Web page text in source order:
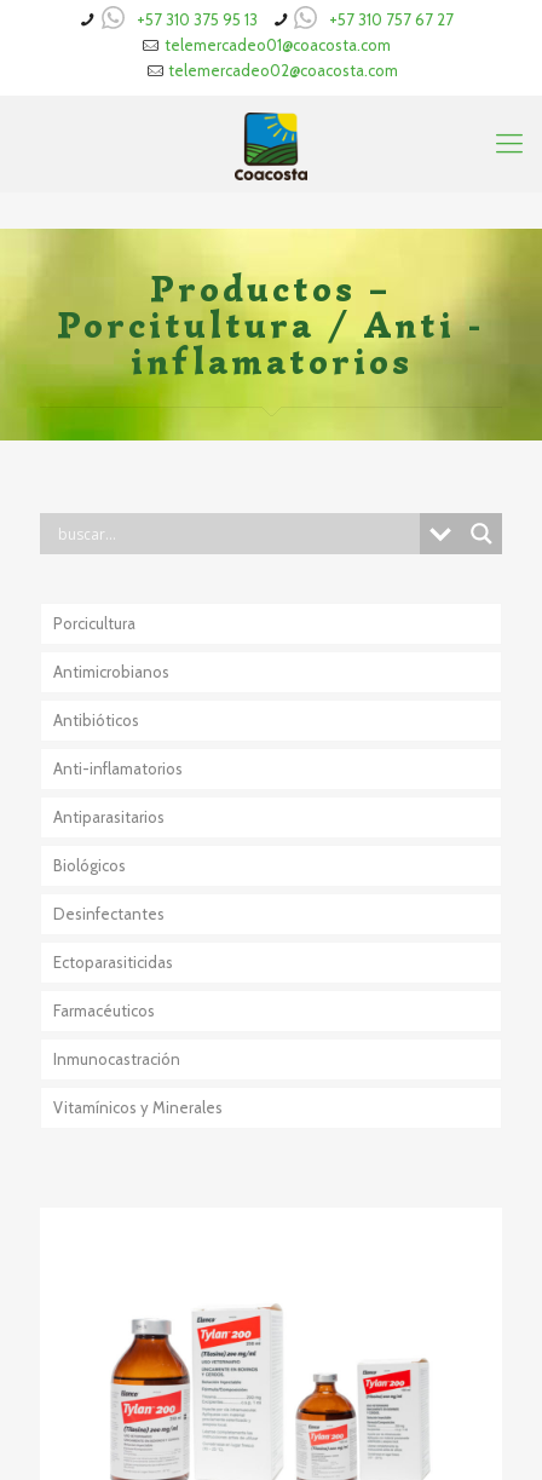
+57 310 375 95 13
+57 310 757 67 27
telemercadeo01@coacosta.com
telemercadeo02@coacosta.com
Productos –
Porcitultura / Anti -
inflamatorios
Porcicultura
Antimicrobianos
Antibióticos
Anti-inflamatorios
Esteroidales
No Esteroidales
Antiparasitarios
Externos
Internos
Externo+Interno
Biológicos
Desinfectantes
Ectoparasiticidas
Farmacéuticos
Anestésico-Sedante
Inmunocastración
Vitamínicos y Minerales